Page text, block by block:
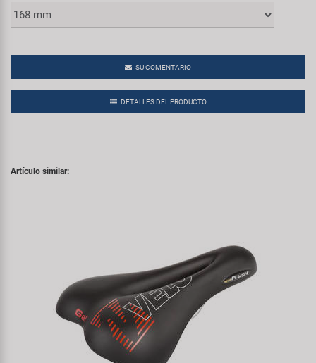
SU COMENTARIO
DETALLES DEL PRODUCTO
Artículo similar: